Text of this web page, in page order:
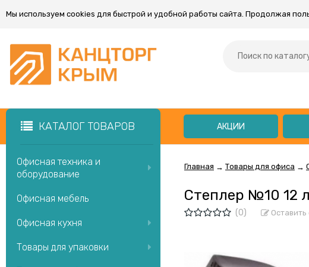
Мы используем cookies для быстрой и удобной работы сайта. Продолжая
КАТАЛОГ ТОВАРОВ АКЦИИ
Главная → Товары для офиса →
Степлер №10 12
(0) Оставить
Офисная техника и
оборудование
Офисная мебель
Офисная кухня
Товары для упаковки